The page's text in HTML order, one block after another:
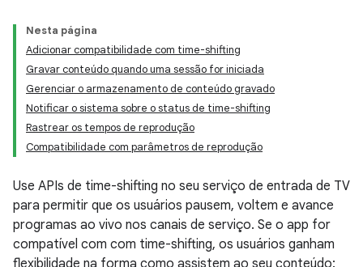
Nesta página
Adicionar compatibilidade com time-shifting
Gravar conteúdo quando uma sessão for iniciada
Gerenciar o armazenamento de conteúdo gravado
Notificar o sistema sobre o status de time-shifting
Rastrear os tempos de reprodução
Compatibilidade com parâmetros de reprodução
Use APIs de time-shifting no seu serviço de entrada de TV
para permitir que os usuários pausem, voltem e avance
programas ao vivo nos canais de serviço. Se o app for
compatível com com time-shifting, os usuários ganham
flexibilidade na forma como assistem ao seu conteúdo: